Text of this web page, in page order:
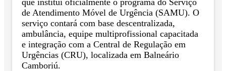
de Atendimento Móvel de Urgência (SAMU). O
serviço contará com base descentralizada,
ambulância, equipe multiprofissional capacitada
e integração com a Central de Regulação em
Urgências (CRU), localizada em Balneário
Camboriú.